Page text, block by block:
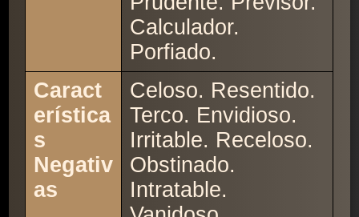
Calculador.
Porfiado.
Caract
erística
s
Negativ
as
Celoso. Resentido.
Terco. Envidioso.
Irritable. Receloso.
Obstinado.
Intratable.